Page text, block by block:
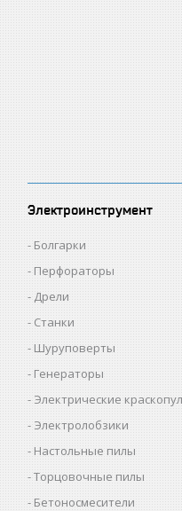
Электроинструмент
Болгарки
Перфораторы
Дрели
Станки
Шуруповерты
Генераторы
Электрические
Электролобзики
Настольные пилы
Торцовочные пилы
Бетоносмесители